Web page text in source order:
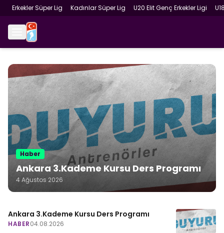
Erkekler Süper Lig Kadınlar Süper Lig U20 Elit Genç Erkekler Ligi
Haber
Ankara 3.Kademe Kursu Ders Programı
4 Ağustos 2026
Ankara 3.Kademe Kursu Ders Programı
HABER04.08.2026